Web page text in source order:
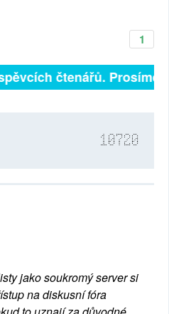
1
čtenářů. Prosíme,
10720
jako soukromý server si
na diskusní fóra